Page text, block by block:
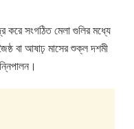
করে সংগঠিত মেলা গুলির মধ্যে
বা আষাঢ় মাসের শুক্ল দশমী